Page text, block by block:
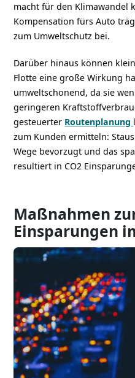
macht für den Klimawandel
Kompensation fürs Auto
zum Umweltschutz bei.
Darüber hinaus können
Flotte eine große Wirkung
umweltschonend, da sie
geringeren
gesteuerter Routenplanung
zum Kunden ermitteln:
Wege bevorzugt und das
resultiert in CO2
Maßnahmen
Einsparungen